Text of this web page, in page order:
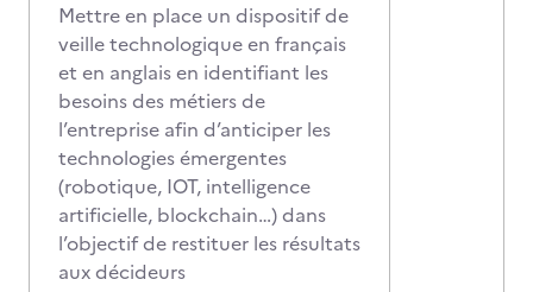
Mettre en place un dispositif de
veille technologique en français
et en anglais en identifiant les
besoins des métiers de
l’entreprise afin d’anticiper les
technologies émergentes
(robotique, IOT, intelligence
artificielle, blockchain…) dans
l’objectif de restituer les résultats
aux décideurs